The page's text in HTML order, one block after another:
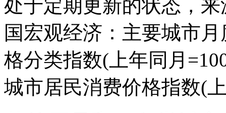
处于定期更新的状态，
国宏观经济：主要城市
格分类指数(上年同月
城市居民消费价格指数(